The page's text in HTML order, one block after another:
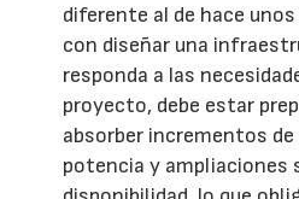
diferente al de hace
con diseñar una
responda a las
proyecto, debe estar
absorber incrementos de
potencia y ampliaciones